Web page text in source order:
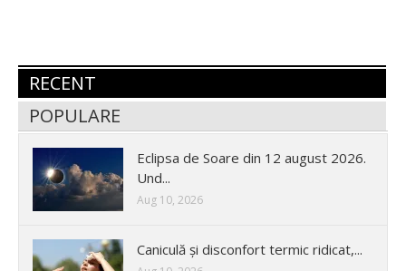
RECENT
POPULARE
Eclipsa de Soare din 12 august 2026.
Und...
Aug 10, 2026
Caniculă și disconfort termic ridicat,...